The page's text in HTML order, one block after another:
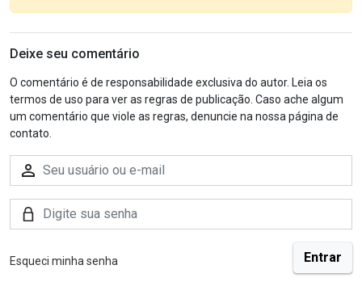
Deixe seu comentário
O comentário é de responsabilidade exclusiva do autor. Leia os
termos de uso para ver as regras de publicação. Caso ache algum
um comentário que viole as regras, denuncie na nossa página de
contato.
Esqueci minha senha